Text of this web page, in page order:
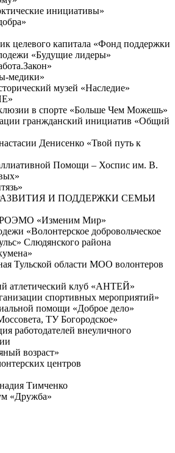
инициативы»
целевого капитала «Фонд поддержки
«Будущие лидеры»
медики»
музей «Наследие»
в спорте «Больше Чем Можешь»
гранжданский инициатив «Общий
Денисенко «Твой путь к
Помощи – Хоспис им. В.
И ПОДДЕРЖКИ СЕМЬИ
РОЭМО «Изменим Мир»
«Волонтерское добровольческое
Слюдянского района
Тульской области МОО волонтеров
атлетический клуб «АНТЕЙ»
спортивных мероприятий»
помощи «Доброе дело»
ТУ Богородское»
работодателей внеуличного
возраст»
центров
Тимченко
«Дружба»